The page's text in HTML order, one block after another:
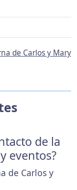
de Carlos y Mary
de la
eventos?
de Carlos y